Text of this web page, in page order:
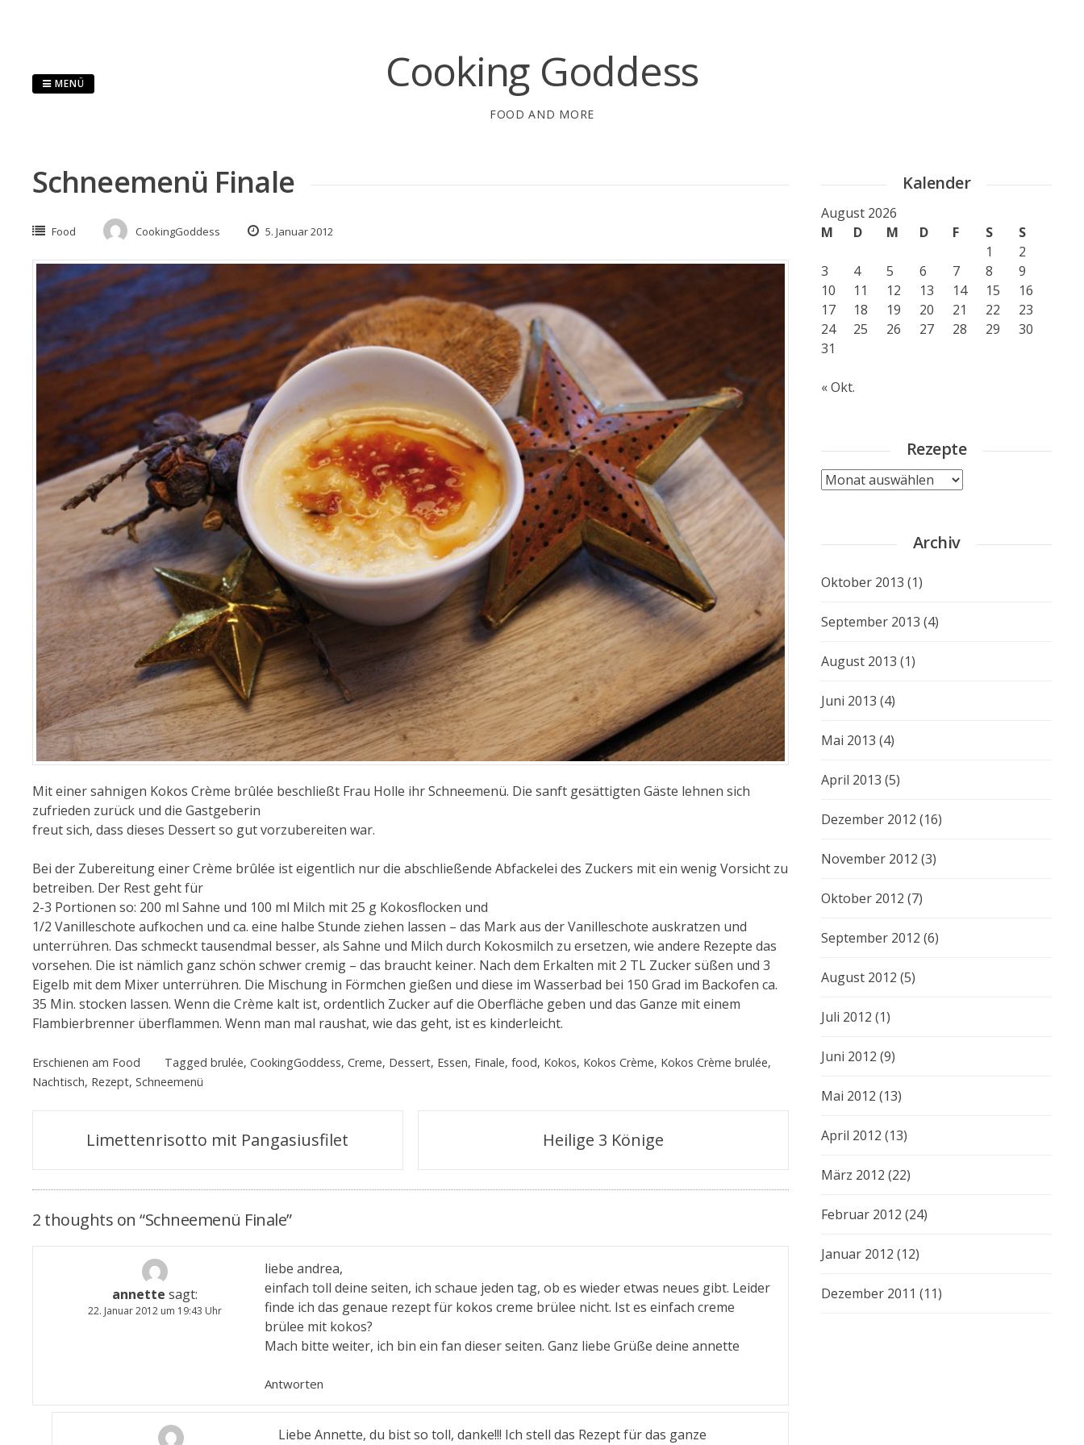
Cooking Goddess
FOOD AND MORE
MENÜ
Schneemenü Finale
Food CookingGoddess 5. Januar 2012
Mit einer sahnigen Kokos Crème brûlée beschließt Frau Holle ihr Schneemenü. Die sanft gesättigten Gäste lehnen sich
zufrieden zurück und die Gastgeberin
freut sich, dass dieses Dessert so gut vorzubereiten war.
Bei der Zubereitung einer Crème brûlée ist eigentlich nur die abschließende Abfackelei des Zuckers mit ein wenig Vorsicht zu
betreiben. Der Rest geht für
2-3 Portionen so: 200 ml Sahne und 100 ml Milch mit 25 g Kokosflocken und
1/2 Vanilleschote aufkochen und ca. eine halbe Stunde ziehen lassen – das Mark aus der Vanilleschote auskratzen und
unterrühren. Das schmeckt tausendmal besser, als Sahne und Milch durch Kokosmilch zu ersetzen, wie andere Rezepte das
vorsehen. Die ist nämlich ganz schön schwer cremig – das braucht keiner. Nach dem Erkalten mit 2 TL Zucker süßen und 3
Eigelb mit dem Mixer unterrühren. Die Mischung in Förmchen gießen und diese im Wasserbad bei 150 Grad im Backofen ca.
35 Min. stocken lassen. Wenn die Crème kalt ist, ordentlich Zucker auf die Oberfläche geben und das Ganze mit einem
Flambierbrenner überflammen. Wenn man mal raushat, wie das geht, ist es kinderleicht.
Erschienen am Food Tagged brulée, CookingGoddess, Creme, Dessert, Essen, Finale, food, Kokos, Kokos Crème, Kokos Crème brulée,
Nachtisch, Rezept, Schneemenü
Beitragsnavigation
Limettenrisotto mit Pangasiusfilet Heilige 3 Könige
2 thoughts on “Schneemenü Finale”
annette sagt:
22. Januar 2012 um 19:43 Uhr
liebe andrea,
einfach toll deine seiten, ich schaue jeden tag, ob es wieder etwas neues gibt. Leider
finde ich das genaue rezept für kokos creme brülee nicht. Ist es einfach creme
brülee mit kokos?
Mach bitte weiter, ich bin ein fan dieser seiten. Ganz liebe Grüße deine annette
Antworten
Liebe Annette, du bist so toll, danke!!! Ich stell das Rezept für das ganze
Kalender
August 2026
M
D M D F S
S
1
2
3
4 5 6 7 8
9
10
11 12 13 14 15
16
17
18 19 20 21 22
23
24
25 26 27 28 29
30
31
« Okt.
Rezepte
Rezepte
Archiv
Oktober 2013 (1)
September 2013 (4)
August 2013 (1)
Juni 2013 (4)
Mai 2013 (4)
April 2013 (5)
Dezember 2012 (16)
November 2012 (3)
Oktober 2012 (7)
September 2012 (6)
August 2012 (5)
Juli 2012 (1)
Juni 2012 (9)
Mai 2012 (13)
April 2012 (13)
März 2012 (22)
Februar 2012 (24)
Januar 2012 (12)
Dezember 2011 (11)